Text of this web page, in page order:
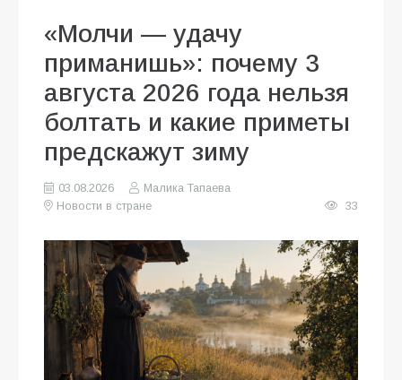
«Молчи — удачу
приманишь»: почему 3
августа 2026 года нельзя
болтать и какие приметы
предскажут зиму
03.08.2026
Малика Тапаева
Новости в стране
33